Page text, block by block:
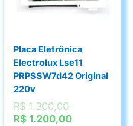
Placa Eletrônica
Electrolux Lse11
PRPSSW7d42 Original
220v
R$1.300,00O
preço
R$ 1.200,00O